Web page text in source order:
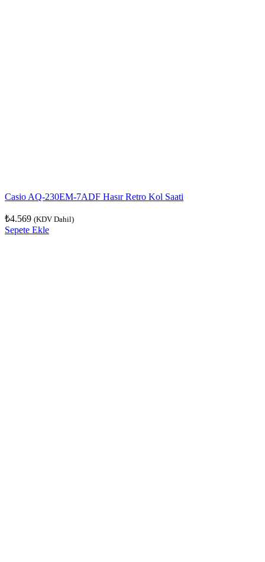
Casio AQ-230EM-7ADF Hasır Retro Kol Saati
₺4.569 (KDV Dahil)
Sepete Ekle